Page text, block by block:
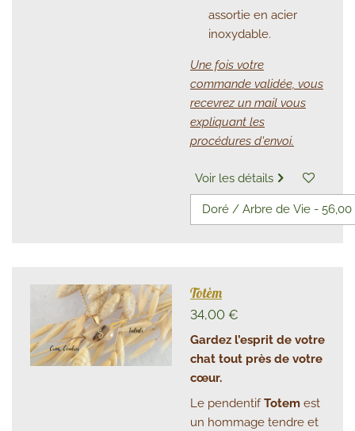
assortie en acier
inoxydable.
Une fois votre
commande validée, vous
recevrez un mail vous
expliquant les
procédures d'envoi.
Voir les détails
Totèm
34,00 €
Gardez l’esprit de votre
chat tout près de votre
cœur.
Le pendentifTotem est
un hommage tendre et